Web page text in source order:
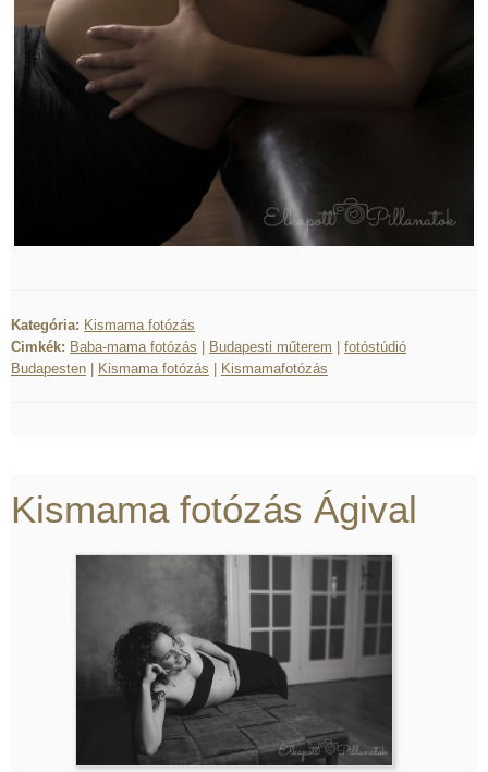
Kategória: Kismama fotózás
Cimkék: Baba-mama fotózás Budapesti műterem
fotóstúdió
Budapesten
Kismama fotózás Kismamafotózás
Kismama fotózás Ágival